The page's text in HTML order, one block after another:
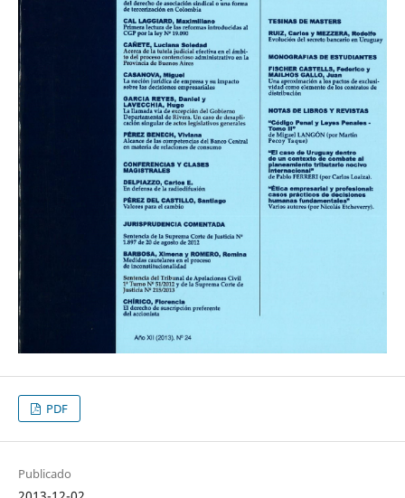
PDF
Publicado